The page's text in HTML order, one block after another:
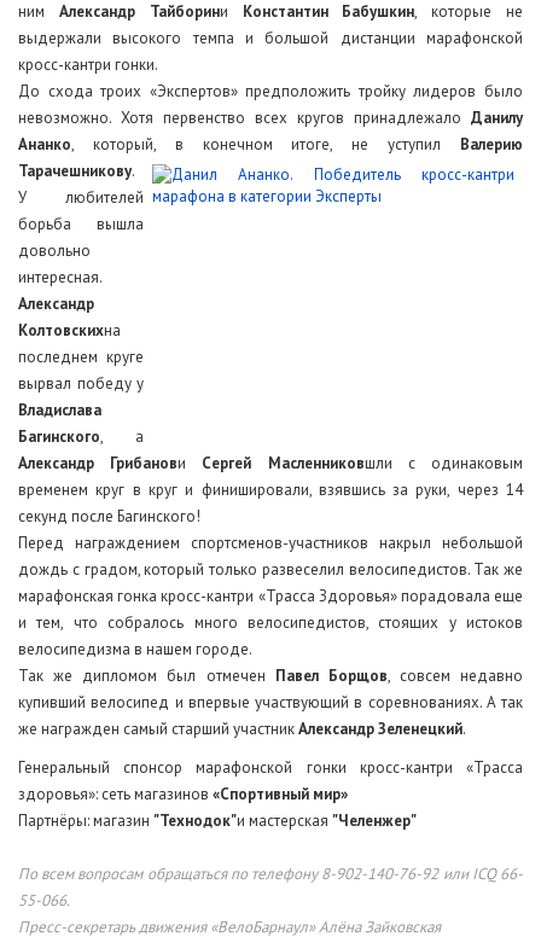
ним Александр Тайборини Константин Бабушкин, которые не
выдержали высокого темпа и большой дистанции марафонской
кросс-кантри гонки.
До схода троих «Экспертов» предположить тройку лидеров было
невозможно. Хотя первенство всех кругов принадлежало Данилу
Ананко, который, в конечном итоге, не уступил Валерию
Тарачешникову.
У любителей
борьба вышла
довольно
интересная.
Александр
Колтовскихна
последнем круге
вырвал победу у
Владислава
Багинского, а
Александр Грибанови Сергей Масленниковшли с одинаковым
временем круг в круг и финишировали, взявшись за руки, через 14
секунд после Багинского!
Перед награждением спортсменов-участников накрыл небольшой
дождь с градом, который только развеселил велосипедистов. Так же
марафонская гонка кросс-кантри «Трасса Здоровья» порадовала еще
и тем, что собралось много велосипедистов, стоящих у истоков
велосипедизма в нашем городе.
Так же дипломом был отмечен Павел Борщов, совсем недавно
купивший велосипед и впервые участвующий в соревнованиях. А так
же награжден самый старший участникАлександр Зеленецкий.
Генеральный спонсор марафонской гонки кросс-кантри «Трасса
здоровья»: сеть магазинов «Спортивный мир»
Партнёры: магазин "Технодок"и мастерская "Челенжер"
По всем вопросам обращаться по телефону 8-902-140-76-92 или ICQ 66-
55-066.
Пресс-секретарь движения «ВелоБарнаул» Алёна Зайковская